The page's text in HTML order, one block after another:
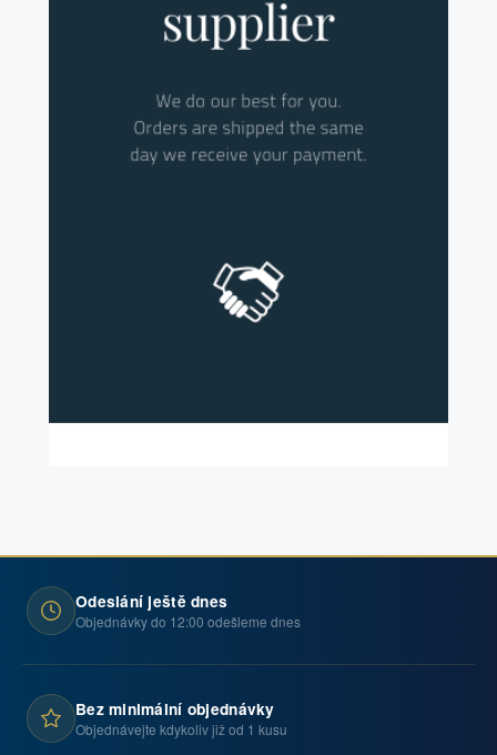
Odeslání ještě dnes
Objednávky do 12:00 odešleme dnes
Bez minimální objednávky
Objednávejte kdykoliv již od 1 kusu